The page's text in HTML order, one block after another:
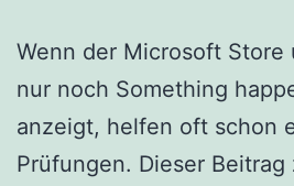
Wenn der Microsoft Store
nur noch Something
anzeigt, helfen oft schon
Prüfungen. Dieser